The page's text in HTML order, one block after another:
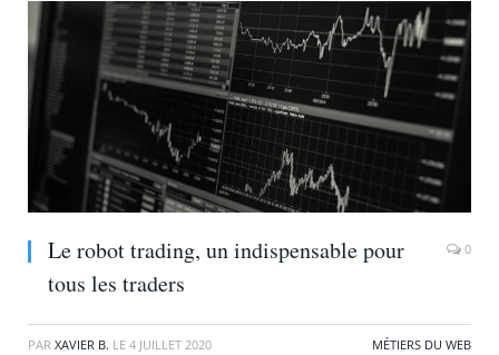
Le robot trading, un indispensable pour
tous les traders
0
PAR XAVIER B. LE 4 JUILLET 2020 MÉTIERS DU WEB